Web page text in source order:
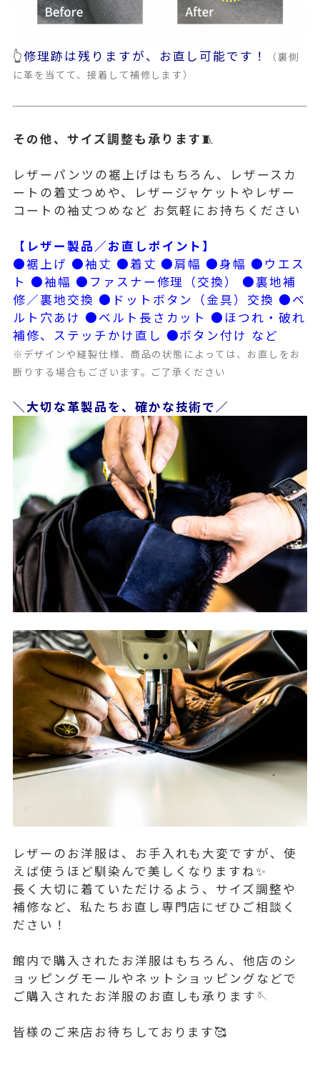
👆修理跡は残りますが、お直し可能です！
（裏側
に革を当てて、接着して補修します）
その他、サイズ調整も承ります🧵
レザーパンツの裾上げはもちろん、レザースカ
ートの着丈つめや、レザージャケットやレザー
コートの袖丈つめなど お気軽にお持ちください
【レザー製品／お直しポイント】
●裾上げ ●袖丈 ●着丈 ●肩幅 ●身幅 ●ウエス
ト ●袖幅 ●ファスナー修理（交換） ●裏地補
修／裏地交換 ●ドットボタン（金具）交換 ●ベ
ルト穴あけ ●ベルト長さカット ●ほつれ・破れ
補修、ステッチかけ直し ●ボタン付け など
※デザインや縫製仕様、商品の状態によっては、お直しをお
断りする場合もございます。ご了承ください
＼大切な革製品を、確かな技術で／
レザーのお洋服は、お手入れも大変ですが、使
えば使うほど馴染んで美しくなりますね✨
長く大切に着ていただけるよう、サイズ調整や
補修など、私たちお直し専門店にぜひご相談く
ださい！
館内で購入されたお洋服はもちろん、他店のシ
ョッピングモールやネットショッピングなどで
ご購入されたお洋服のお直しも承ります🪡
皆様のご来店お待ちしております🥰